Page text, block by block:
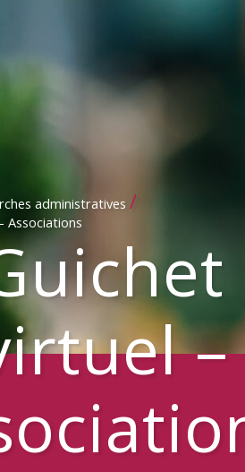
administratives /
Associations
–